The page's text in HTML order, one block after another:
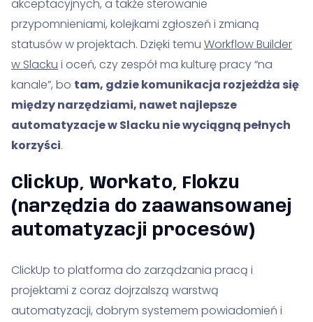
akceptacyjnych, a także sterowanie
przypomnieniami, kolejkami zgłoszeń i zmianą
statusów w projektach. Dzięki temu Workflow Builder
w Slacku i oceń, czy zespół ma kulturę pracy “na
kanale”, bo tam, gdzie komunikacja rozjeżdża się
między narzędziami, nawet najlepsze
automatyzacje w Slacku nie wyciągną pełnych
korzyści.
ClickUp, Workato, Flokzu
(narzędzia do zaawansowanej
automatyzacji procesów)
ClickUp to platforma do zarządzania pracą i
projektami z coraz dojrzalszą warstwą
automatyzacji, dobrym systemem powiadomień i